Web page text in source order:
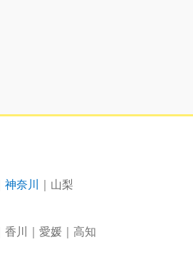
神奈川
山梨
香川 愛媛
高知